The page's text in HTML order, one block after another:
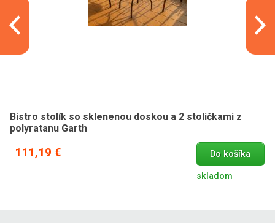
Bistro stolík so sklenenou doskou a 2 stoličkami z
polyratanu Garth
111,19 € Do košíka
skladom